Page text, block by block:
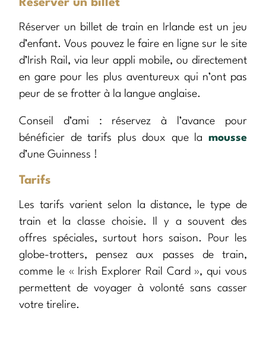
Réserver un billet
Réserver un billet de train en Irlande est un jeu
d’enfant. Vous pouvez le faire en ligne sur le site
d’Irish Rail, via leur appli mobile, ou directement
en gare pour les plus aventureux qui n’ont pas
peur de se frotter à la langue anglaise.
Conseil d’ami : réservez à l’avance pour
bénéficier de tarifs plus doux que la mousse
d’une Guinness !
Tarifs
Les tarifs varient selon la distance, le type de
train et la classe choisie. Il y a souvent des
offres spéciales, surtout hors saison. Pour les
globe-trotters, pensez aux passes de train,
comme le « Irish Explorer Rail Card », qui vous
permettent de voyager à volonté sans casser
votre tirelire.